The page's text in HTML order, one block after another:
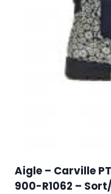
Aigle – Carville
900-R1062 –